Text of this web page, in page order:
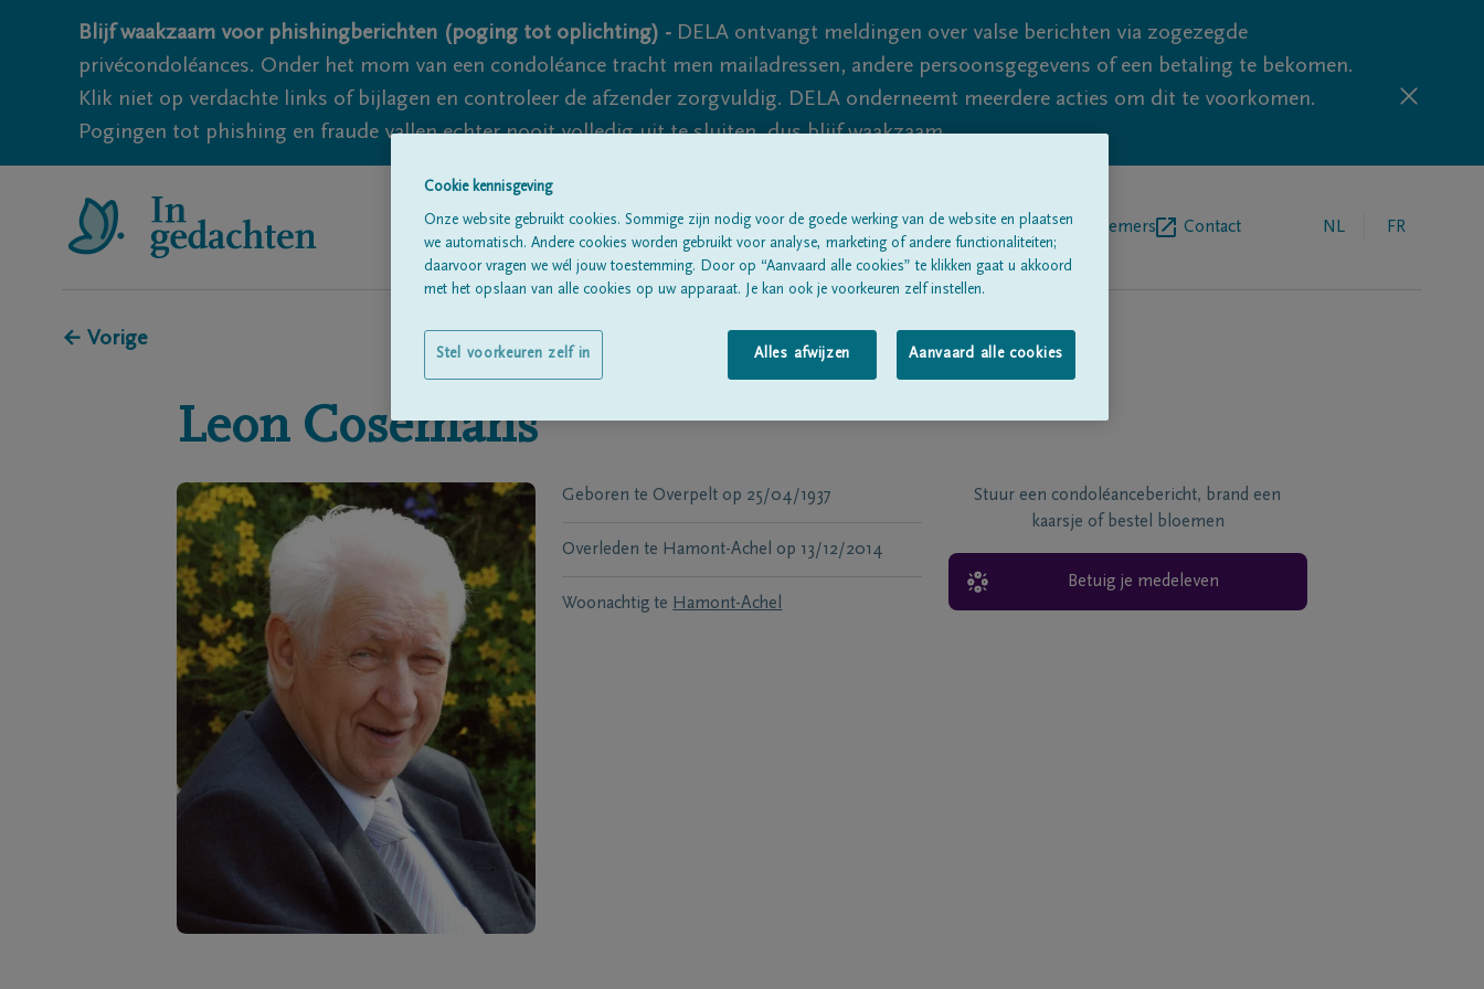
Blijf waakzaam voor phishingberichten (poging tot oplichting) - DELA ontvangt meldingen over valse berichten via zogezegde
privécondoléances. Onder het mom van een condoléance tracht men mailadressen, andere persoonsgegevens of een betaling te bekomen.
Klik niet op verdachte links of bijlagen en controleer de afzender zorgvuldig. DELA onderneemt meerdere acties om dit te voorkomen.
Pogingen tot phishing en fraude vallen echter nooit volledig uit te sluiten, dus blijf waakzaam.
Alle rouwberichtenOver onsBegrafenisondernemers Contact NL FR
← Vorige
Leon Cosemans
Geboren te Overpelt op 25/04/1937
Overleden te Hamont-Achel op 13/12/2014
Woonachtig te Hamont-Achel
Stuur een condoléancebericht, brand een
kaarsje of bestel bloemen
Betuig je medeleven
Cookie kennisgeving
Onze website gebruikt cookies. Sommige zijn nodig voor de goede werking van de website en plaatsen
we automatisch. Andere cookies worden gebruikt voor analyse, marketing of andere functionaliteiten;
daarvoor vragen we wél jouw toestemming. Door op “Aanvaard alle cookies” te klikken gaat u akkoord
met het opslaan van alle cookies op uw apparaat. Je kan ook je voorkeuren zelf instellen.
Alles afwijzen Aanvaard alle cookies
Stel voorkeuren zelf in